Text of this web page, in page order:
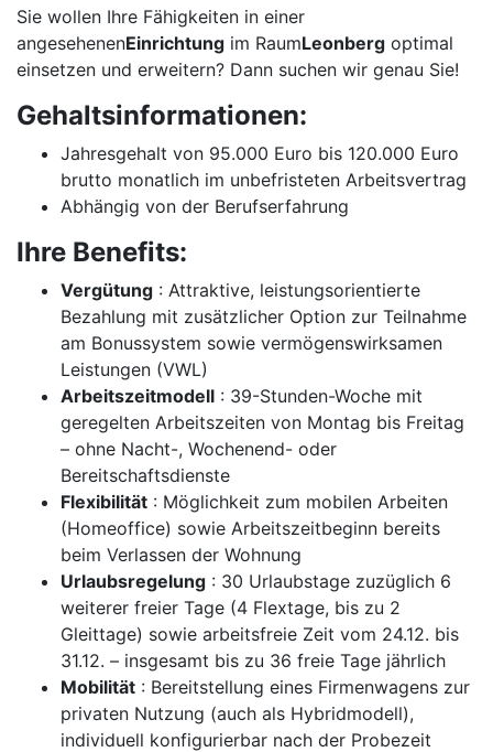
Sie wollen Ihre Fähigkeiten in einer
angesehenenEinrichtung im RaumLeonberg optimal
einsetzen und erweitern? Dann suchen wir genau Sie!
Gehaltsinformationen:
Jahresgehalt von 95.000 Euro bis 120.000 Euro
brutto monatlich im unbefristeten Arbeitsvertrag
Abhängig von der Berufserfahrung
Ihre Benefits:
Vergütung : Attraktive, leistungsorientierte
Bezahlung mit zusätzlicher Option zur Teilnahme
am Bonussystem sowie vermögenswirksamen
Leistungen (VWL)
Arbeitszeitmodell : 39-Stunden-Woche mit
geregelten Arbeitszeiten von Montag bis Freitag
– ohne Nacht-, Wochenend- oder
Bereitschaftsdienste
Flexibilität : Möglichkeit zum mobilen Arbeiten
(Homeoffice) sowie Arbeitszeitbeginn bereits
beim Verlassen der Wohnung
Urlaubsregelung : 30 Urlaubstage zuzüglich 6
weiterer freier Tage (4 Flextage, bis zu 2
Gleittage) sowie arbeitsfreie Zeit vom 24.12. bis
31.12. – insgesamt bis zu 36 freie Tage jährlich
Mobilität : Bereitstellung eines Firmenwagens zur
privaten Nutzung (auch als Hybridmodell),
individuell konfigurierbar nach der Probezeit